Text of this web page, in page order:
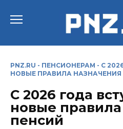
PNZ.RU - ПЕНСИОНЕРАМ - С
НОВЫЕ ПРАВИЛА НАЗНАЧЕНИЯ
С 2026 года
новые
пенсий